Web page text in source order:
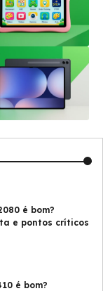
é bom?
e pontos críticos
é bom?